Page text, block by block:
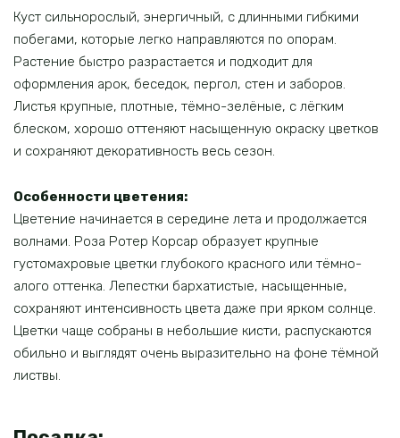
Куст сильнорослый, энергичный, с длинными гибкими
побегами, которые легко направляются по опорам.
Растение быстро разрастается и подходит для
оформления арок, беседок, пергол, стен и заборов.
Листья крупные, плотные, тёмно-зелёные, с лёгким
блеском, хорошо оттеняют насыщенную окраску цветков
и сохраняют декоративность весь сезон.
Особенности цветения:
Цветение начинается в середине лета и продолжается
волнами. Роза Ротер Корсар образует крупные
густомахровые цветки глубокого красного или тёмно-
алого оттенка. Лепестки бархатистые, насыщенные,
сохраняют интенсивность цвета даже при ярком солнце.
Цветки чаще собраны в небольшие кисти, распускаются
обильно и выглядят очень выразительно на фоне тёмной
листвы.